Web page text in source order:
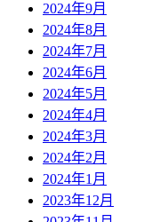
2024年9月
2024年8月
2024年7月
2024年6月
2024年5月
2024年4月
2024年3月
2024年2月
2024年1月
2023年12月